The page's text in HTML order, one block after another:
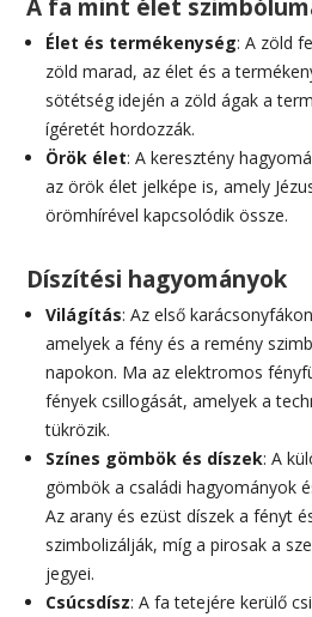
A fa mint élet
Élet és termékenység: A zöld
zöld marad, az élet és a
sötétség idején a zöld ágak a
ígéretét hordozzák.
Örök élet: A keresztény
az örök élet jelképe is, amely
örömhírével kapcsolódik össze.
Díszítési hagyományok
Világítás: Az első
amelyek a fény és a remény
napokon. Ma az elektromos
fények csillogását, amelyek a
tükrözik.
Színes gömbök és díszek: A
gömbök a családi hagyományok
Az arany és ezüst díszek a fényt
szimbolizálják, míg a pirosak a
jegyei.
Csúcsdísz: A fa tetejére kerülő